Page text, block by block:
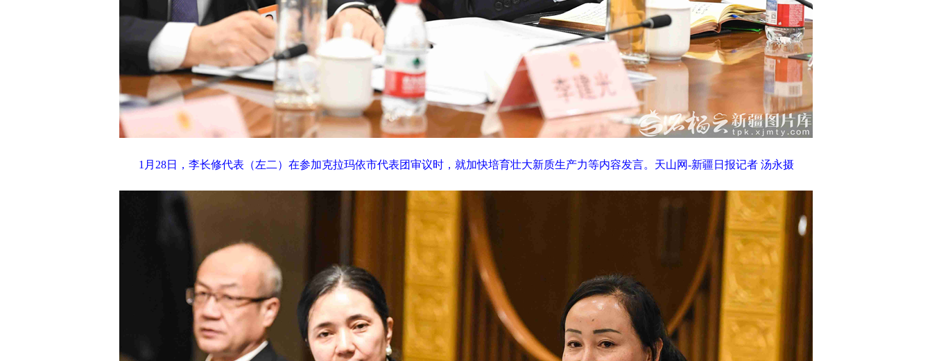
1月28日，李长修代表（左二）在参加克拉玛依市代表团审议时，就加快培育壮大新质生产力等内容发言。天山网-新疆日报记者 汤永摄